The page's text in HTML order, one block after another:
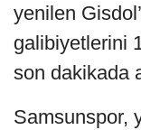
yenilen
galibiyetlerini
son dakikada
Samsunspor,